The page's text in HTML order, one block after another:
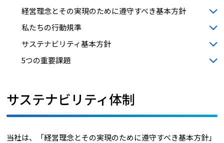
経営理念とその実現のために遵守すべき基本方針
私たちの行動規準
サステナビリティ基本方針
5つの重要課題
サステナビリティ体制
当社は、「経営理念とその実現のために遵守すべき基本方針」